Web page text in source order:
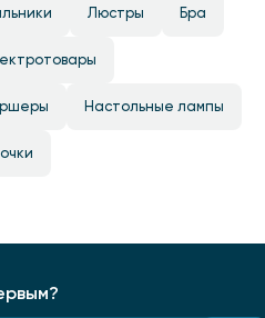
Люстры Бра
Настольные лампы